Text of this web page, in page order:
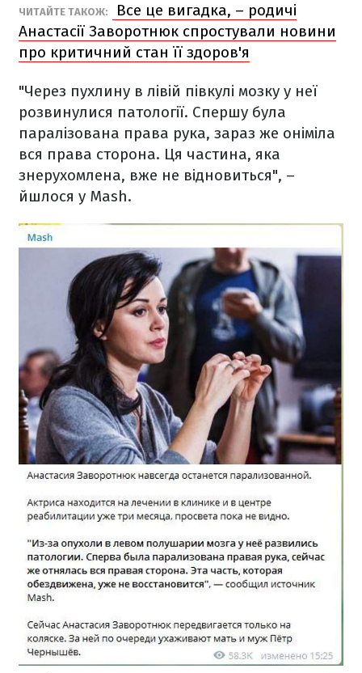
ЧИТАЙТЕ ТАКОЖ:
Все це вигадка, – родичі
Анастасії Заворотнюк спростували новини
про критичний стан її здоров'я
"Через пухлину в лівій півкулі мозку у неї
розвинулися патології. Спершу була
паралізована права рука, зараз же оніміла
вся права сторона. Ця частина, яка
знерухомлена, вже не відновиться", –
йшлося у Mash.